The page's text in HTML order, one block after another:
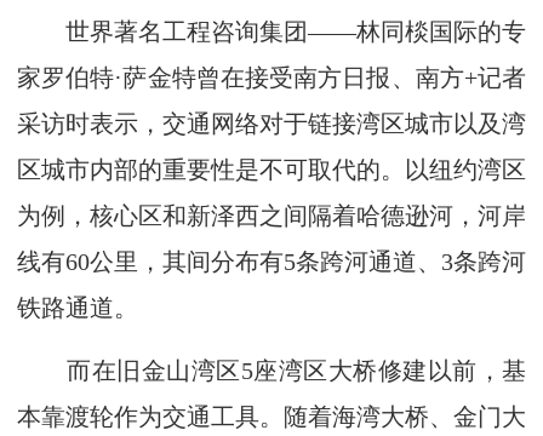
世界著名工程咨询集团——林同棪国际的专
家罗伯特·萨金特曾在接受南方日报、南方+记者
采访时表示，交通网络对于链接湾区城市以及湾
区城市内部的重要性是不可取代的。以纽约湾区
为例，核心区和新泽西之间隔着哈德逊河，河岸
线有60公里，其间分布有5条跨河通道、3条跨河
铁路通道。
而在旧金山湾区5座湾区大桥修建以前，基
本靠渡轮作为交通工具。随着海湾大桥、金门大